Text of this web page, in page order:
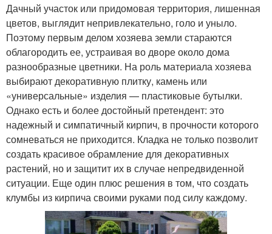
Дачный участок или придомовая территория, лишенная
цветов, выглядит непривлекательно, голо и уныло.
Поэтому первым делом хозяева земли стараются
облагородить ее, устраивая во дворе около дома
разнообразные цветники. На роль материала хозяева
выбирают декоративную плитку, камень или
«универсальные» изделия — пластиковые бутылки.
Однако есть и более достойный претендент: это
надежный и симпатичный кирпич, в прочности которого
сомневаться не приходится. Кладка не только позволит
создать красивое обрамление для декоративных
растений, но и защитит их в случае непредвиденной
ситуации. Еще один плюс решения в том, что создать
клумбы из кирпича своими руками под силу каждому.